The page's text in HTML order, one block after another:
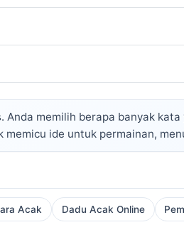
memilih berapa banyak
ide untuk permainan,
Acak Dadu Acak Online